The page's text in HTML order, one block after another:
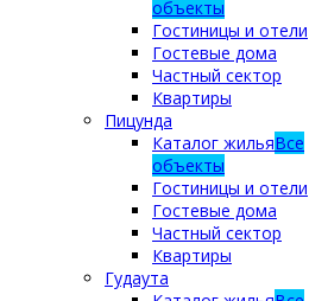
объекты
Гостиницы и отели
Гостевые дома
Частный сектор
Квартиры
Пицунда
Каталог жильяВсе
объекты
Гостиницы и отели
Гостевые дома
Частный сектор
Квартиры
Гудаута